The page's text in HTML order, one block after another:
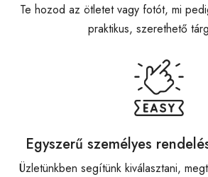
Te hozod az ötletet vagy fotót, mi
praktikus, szerethető
Egyszerű személyes
Üzletünkben segítünk kiválasztani,